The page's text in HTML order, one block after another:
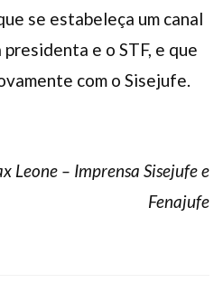
se estabeleça um canal
e o STF, e que
com o Sisejufe.
Leone – Imprensa Sisejufe e
Fenajufe